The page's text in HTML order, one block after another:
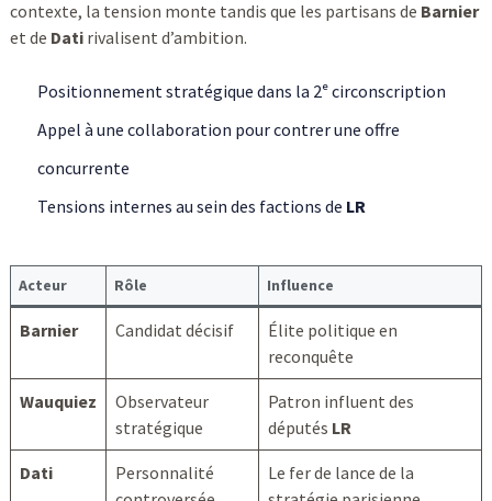
contexte, la tension monte tandis que les partisans de Barnier
et de Datirivalisent d’ambition.
Positionnement stratégique dans la 2ᵉ circonscription
Appel à une collaboration pour contrer une offre
concurrente
Tensions internes au sein des factions de LR
Acteur Rôle Influence
Barnier Candidat décisif
Élite politique en
reconquête
Wauquiez
Observateur
stratégique
Patron influent des
députés LR
Dati
Personnalité
Le fer de lance de la